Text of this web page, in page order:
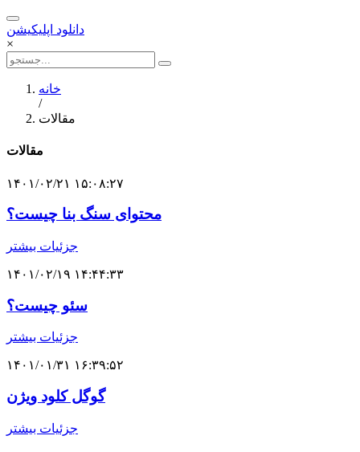
دانلود اپلیکیشن
×
خانه
/
مقالات
مقالات
۱۴۰۱/۰۲/۲۱ ۱۵:۰۸:۲۷
محتوای سنگ بنا چیست؟
جزئیات بیشتر
۱۴۰۱/۰۲/۱۹ ۱۴:۴۴:۳۳
سئو چیست؟
جزئیات بیشتر
۱۴۰۱/۰۱/۳۱ ۱۶:۳۹:۵۲
گوگل کلود ویژن
جزئیات بیشتر